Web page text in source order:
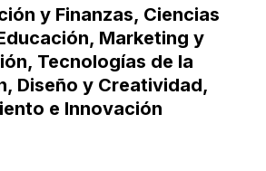
y Finanzas, Ciencias
, Marketing y
, Tecnologías de la
, Diseño y Creatividad,
e Innovación